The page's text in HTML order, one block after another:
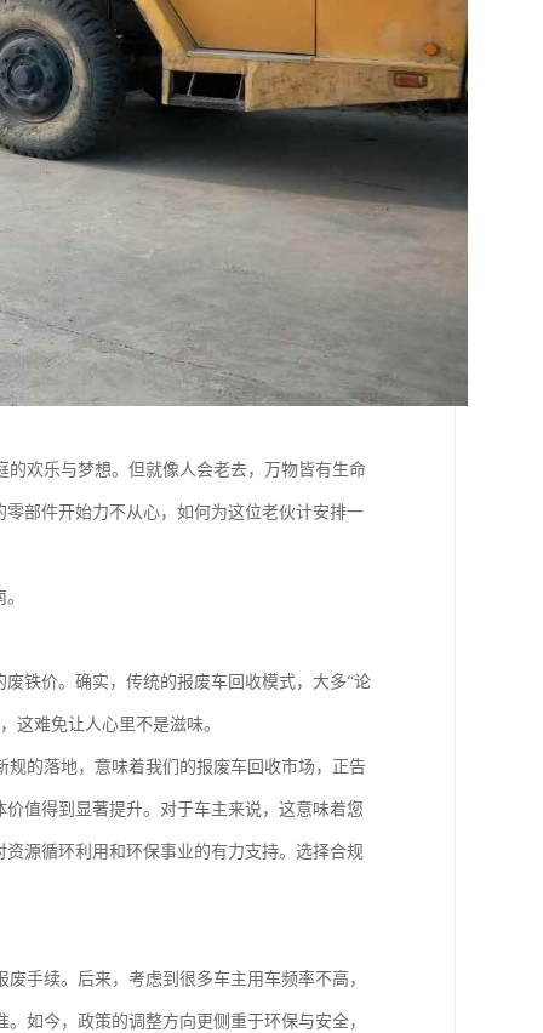
欢乐与梦想。但就像人会老去，万物皆有生命
部件开始力不从心，如何为这位老伙计安排一
铁价。确实，传统的报废车回收模式，大多“论
这难免让人心里不是滋味。
的落地，意味着我们的报废车回收市场，正告
值得到显著提升。对于车主来说，这意味着您
源循环利用和环保事业的有力支持。选择合规
手续。后来，考虑到很多车主用车频率不高，
如今，政策的调整方向更侧重于环保与安全，